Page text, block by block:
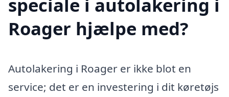
Roager hjælpe med?
Autolakering i Roager er ikke blot en
service; det er en investering i dit køretøjs